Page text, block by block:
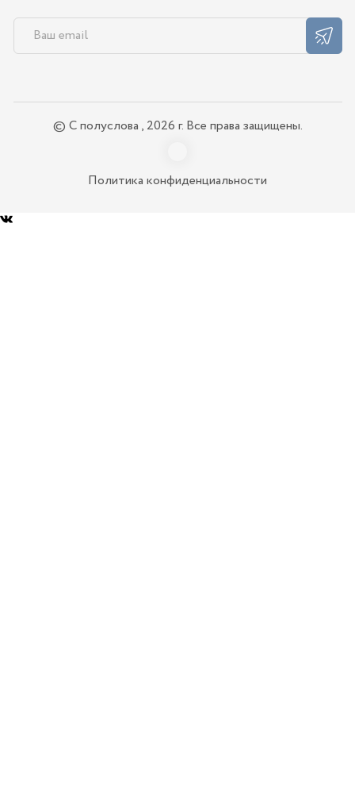
© С полуслова , 2026 г. Все права защищены.
Политика конфиденциальности